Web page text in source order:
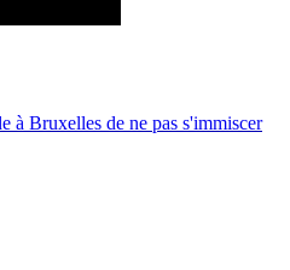
Bruxelles de ne pas s'immiscer